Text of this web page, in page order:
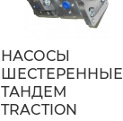
НАСОСЫ
ШЕСТЕРЕННЫЕ
ТАНДЕМ
TRACTION